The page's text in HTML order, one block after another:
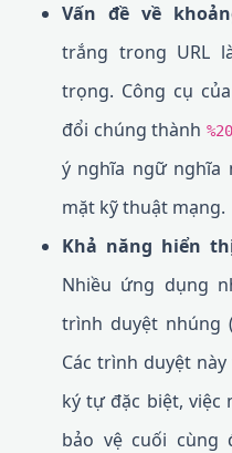
Vấn đề về
trắng trong URL
trọng. Công cụ
đổi chúng thành %20
ý nghĩa ngữ nghĩa
mặt kỹ thuật mạng.
Khả năng hiển
Nhiều ứng dụng
trình duyệt nhúng
Các trình duyệt
ký tự đặc biệt, việc
bảo vệ cuối cùng